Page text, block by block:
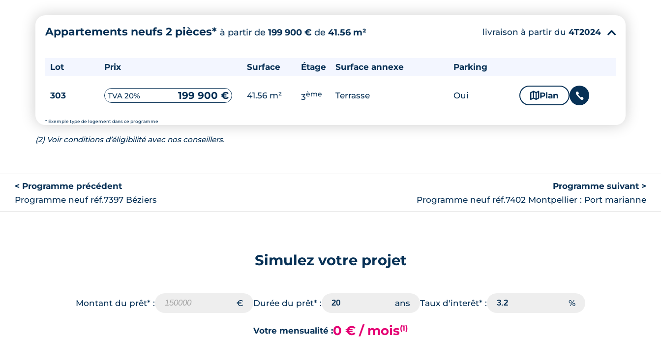
Appartements neufs 2 pièces* à partir de 199 900 € de 41.56 m²
* Exemple type de logement dans ce programme
livraison à partir du 4T2024 ▾
Lot Prix Surface Étage Surface annexe Parking
303 TVA 20% 199 900 € 41.56 m² 3ème Terrasse Oui 🗞 Plan 📞
(2) Voir conditions d’éligibilité avec nos conseillers.
< Programme précédent
Programme neuf réf.7397 Béziers
Programme suivant >
Programme neuf réf.7402 Montpellier : Port marianne
Simulez votre projet
Montant du prêt* : Durée du prêt* : Taux d'interêt* :
Votre mensualité :0 € / mois(1)